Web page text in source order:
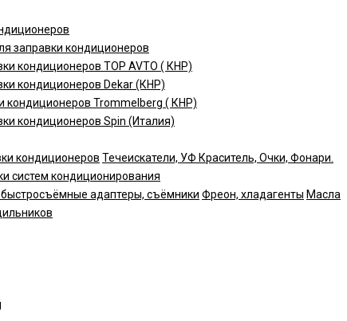
заправки кондиционеров
кондиционеров TOP AVTO ( КНР)
кондиционеров Dekar (КНР)
кондиционеров Trommelberg ( КНР)
кондиционеров Spin (Италия)
кондиционеров Течеискатели, УФ Краситель, Очки, Фонари.
систем кондиционирования
адаптеры, съёмники Фреон, хладагенты Масла